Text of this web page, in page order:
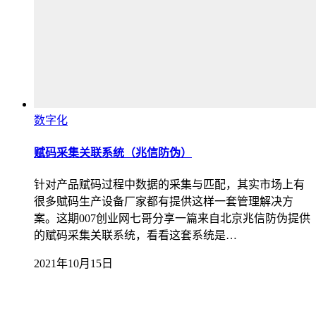
数字化
赋码采集关联系统（兆信防伪）
针对产品赋码过程中数据的采集与匹配，其实市场上有
很多赋码生产设备厂家都有提供这样一套管理解决方
案。这期007创业网七哥分享一篇来自北京兆信防伪提供
的赋码采集关联系统，看看这套系统是…
2021年10月15日